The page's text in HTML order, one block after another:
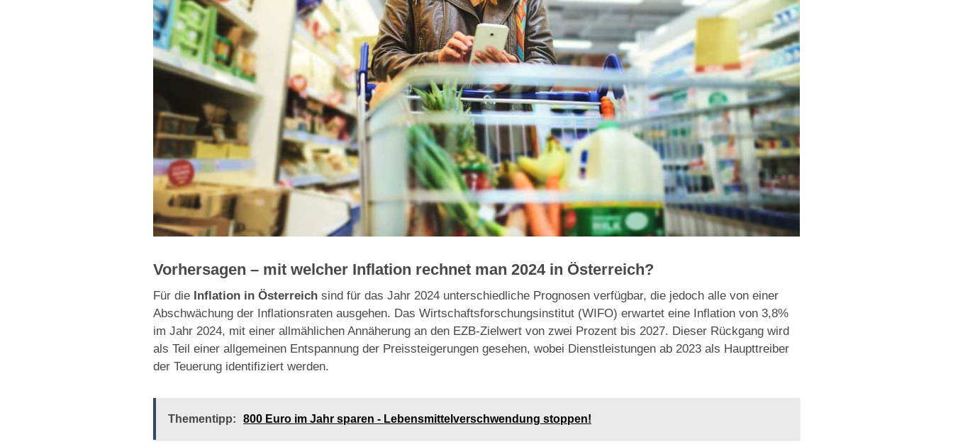
Vorhersagen – mit welcher Inflation rechnet man 2024 in Österreich?
Für die Inflation in Österreich sind für das Jahr 2024 unterschiedliche Prognosen verfügbar, die jedoch alle von einer
Abschwächung der Inflationsraten ausgehen. Das Wirtschaftsforschungsinstitut (WIFO) erwartet eine Inflation von 3,8%
im Jahr 2024, mit einer allmählichen Annäherung an den EZB-Zielwert von zwei Prozent bis 2027. Dieser Rückgang wird
als Teil einer allgemeinen Entspannung der Preissteigerungen gesehen, wobei Dienstleistungen ab 2023 als Haupttreiber
der Teuerung identifiziert werden​​.
Thementipp: 800 Euro im Jahr sparen - Lebensmittelverschwendung stoppen!